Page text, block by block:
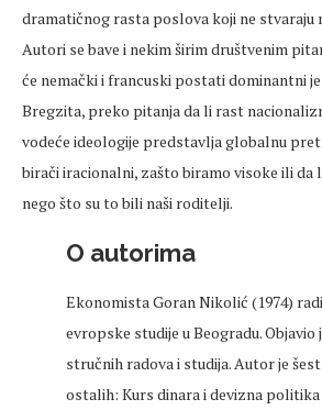
dramatičnog rasta poslova koji ne stvaraju
Autori se bave i nekim širim društvenim
će nemački i francuski postati dominantni
Bregzita, preko pitanja da li rast
vodeće ideologije predstavlja globalnu
birači iracionalni, zašto biramo visoke ili
nego što su to bili naši roditelji.
O autorima
Ekonomista Goran Nikolić (1974)
evropske studije u Beogradu. Objavio
stručnih radova i studija. Autor je
ostalih: Kurs dinara i devizna